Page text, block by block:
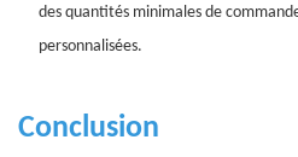
des quantités minimales de
personnalisées.
Conclusion